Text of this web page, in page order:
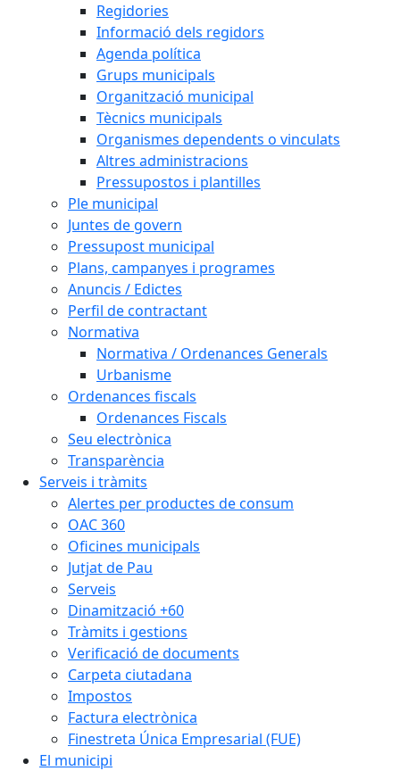
Regidories
Informació dels regidors
Agenda política
Grups municipals
Organització municipal
Tècnics municipals
Organismes dependents o vinculats
Altres administracions
Pressupostos i plantilles
Ple municipal
Juntes de govern
Pressupost municipal
Plans, campanyes i programes
Anuncis / Edictes
Perfil de contractant
Normativa
Normativa / Ordenances Generals
Urbanisme
Ordenances fiscals
Ordenances Fiscals
Seu electrònica
Transparència
Serveis i tràmits
Alertes per productes de consum
OAC 360
Oficines municipals
Jutjat de Pau
Serveis
Dinamització +60
Tràmits i gestions
Verificació de documents
Carpeta ciutadana
Impostos
Factura electrònica
Finestreta Única Empresarial (FUE)
El municipi